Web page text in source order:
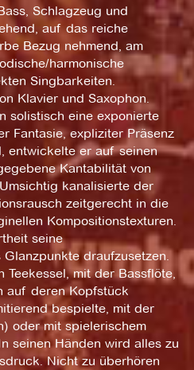
Schlagzeug und
auf das reiche
Bezug nehmend, am
harmonische
Singbarkeiten.
Klavier und Saxophon.
solistisch eine exponierte
Fantasie, expliziter Präsenz
entwickelte er auf seinen
Kantabilität von
kanalisierte der
zeitgerecht in die
Kompositionstexturen.
seine
draufzusetzen.
Teekessel, mit der Bassflöte,
auf deren Kopfstück
bespielte, mit der
oder mit spielerischem
seinen Händen wird alles zu
Nicht zu überhören